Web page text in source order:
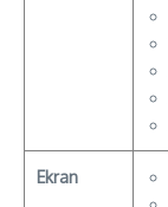
Ekran